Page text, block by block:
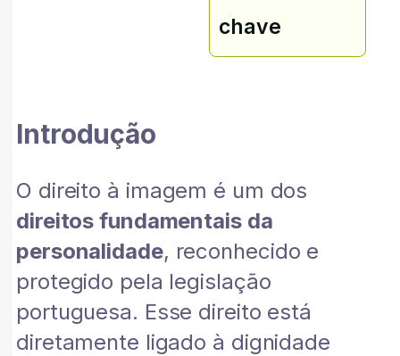
chave
Introdução
O direito à imagem é um dos
direitos fundamentais da
personalidade, reconhecido e
protegido pela legislação
portuguesa. Esse direito está
diretamente ligado à dignidade